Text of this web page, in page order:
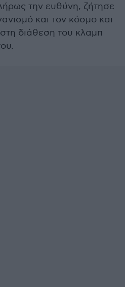
την ευθύνη, ζήτησε
και τον κόσμο και
διάθεση του κλαμπ